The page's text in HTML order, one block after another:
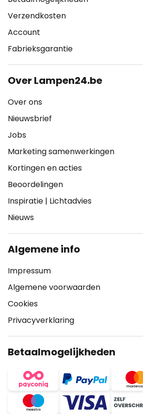
Verzendkosten
Account
Fabrieksgarantie
Over Lampen24.be
Over ons
Nieuwsbrief
Jobs
Marketing samenwerkingen
Kortingen en acties
Beoordelingen
Inspiratie | Lichtadvies
Nieuws
Algemene info
Impressum
Algemene voorwaarden
Cookies
Privacyverklaring
Betaalmogelijkheden